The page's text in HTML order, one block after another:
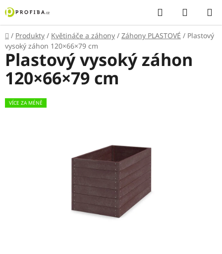
Přejít
na
obsah
Hledat
KOŠÍK
Domů
/ Produkty / Květináče a záhony / Záhony PLASTOVÉ / Plastový
vysoký záhon 120×66×79 cm
Plastový vysoký záhon
120×66×79 cm
VÍCE ZA MÉNĚ